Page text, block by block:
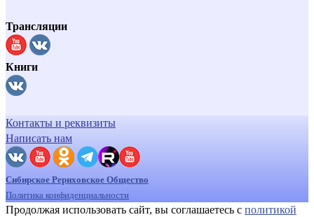
Трансляции
Книги
Контакты и реквизиты
Написать нам
Сибирское Рериховское Общество
Политика конфиденциальности
Продолжая использовать сайт, вы соглашаетесь с политикой